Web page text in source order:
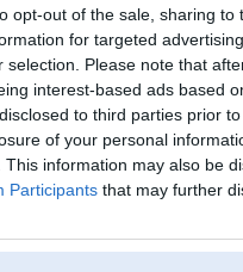
opt-out of the sale, sharing
for targeted
selection. Please note that
interest-based ads based
to third parties prior
of your personal
This information may also be
Participants that may further
Lietotāja
Lietotājvārds:
Ziņojumi forumā:
[